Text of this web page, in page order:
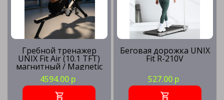
Гребной тренажер
UNIX Fit Air (10.1 TFT)
магнитный / Magnetic
Rower-1100 PRO
4594.00 р
Беговая дорожка UNIX
Fit R-210V
527.00 р